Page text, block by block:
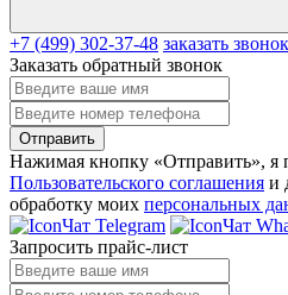
+7 (499) 302-37-48 заказать звонок
Заказать обратный звонок
Отправить
Нажимая кнопку «Отправить», я
Пользовательского соглашения и
обработку моих персональных
Чат Telegram
Чат
Запросить прайс-лист